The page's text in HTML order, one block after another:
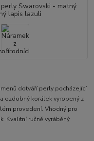
dotváří perly pocházející
ozdobný korálek vyrobený z
provedení. Vhodný pro
Kvalitní ručně vyráběný